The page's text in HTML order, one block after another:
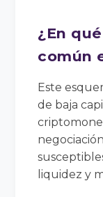
¿En
común
Este
de baja
liquidez y